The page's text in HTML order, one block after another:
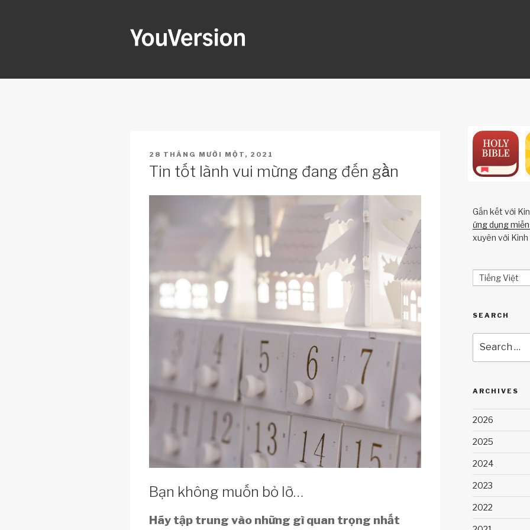
POSTED
28 THÁNG MƯỜI MỘT, 2021
Tin tốt lành vui mừng đang đến gần
Bạn không muốn bỏ lỡ…
Hãy tập trung vào những gì quan trọng nhất
Gắn kết với
ứng dụng
xuyên với Kinh
Tiếng Việt
SEARCH
for:
ARCHIVES
2026
2025
2024
2023
2022